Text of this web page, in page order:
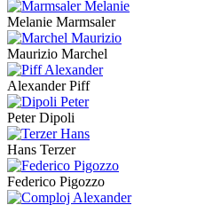
Melanie Marmsaler
Maurizio Marchel
Alexander Piff
Peter Dipoli
Hans Terzer
Federico Pigozzo